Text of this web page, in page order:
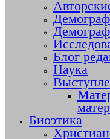
Блог
Наука
Биоэтика